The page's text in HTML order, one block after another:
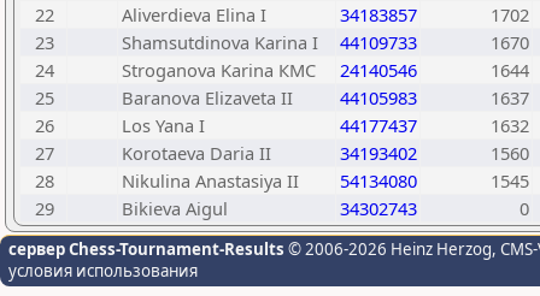
22
Aliverdieva Elina I 34183857
1702
23
Shamsutdinova Karina I 44109733
1670
24
Stroganova Karina КМС 24140546
1644
25
Baranova Elizaveta II 44105983
1637
26
Los Yana I 44177437
1632
27
Korotaeva Daria II 34193402
1560
28
Nikulina Anastasiya II 54134080
1545
29
Bikieva Aigul 34302743 0
сервер Chess-Tournament-Results © 2006-2026 Heinz Herzog,
условия использования